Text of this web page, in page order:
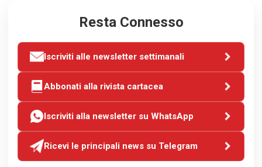
Resta Connesso
Iscriviti alle newsletter settimanali
Abbonati alla rivista cartacea
Iscriviti alla newsletter su WhatsApp
Ricevi le principali news su Telegram